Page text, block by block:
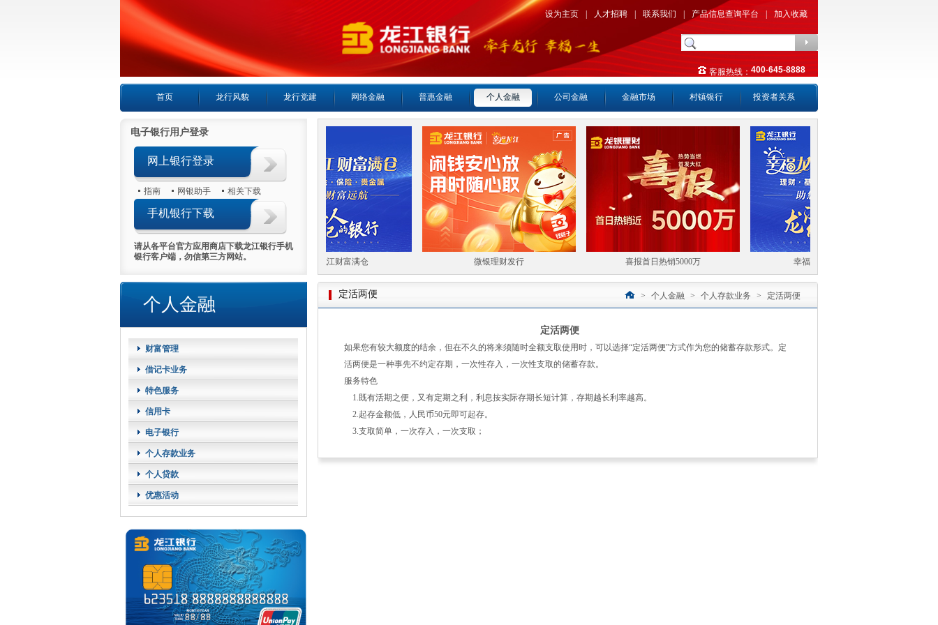
设为主页 人才招聘 联系我们 产品信息查询平台 加入收藏
客服热线：400-645-8888
首页 龙行风貌 龙行党建 网络金融 普惠金融 个人金融 公司金融 金融市场 村镇银行 投资者关系
电子银行用户登录
网上银行登录
指南 网银助手 相关下载
手机银行下载
请从各平台官方应用商店下载龙江银行手机
银行客户端，勿信第三方网站。
个人金融
财富管理
借记卡业务
特色服务
信用卡
电子银行
个人存款业务
个人贷款
优惠活动
喜报首日热销5000万 幸福龙江财富满仓 微银理财发行 喜报首日热销5000万 幸福龙江财富满仓
定活两便 > 个人金融 > 个人存款业务 > 定活两便
定活两便
如果您有较大额度的结余，但在不久的将来须随时全额支取使用时，可以选择“定活两便”方式作为您的储蓄存款形式。定
活两便是一种事先不约定存期，一次性存入，一次性支取的储蓄存款。
服务特色
1.既有活期之便，又有定期之利，利息按实际存期长短计算，存期越长利率越高。
2.起存金额低，人民币50元即可起存。
3.支取简单，一次存入，一次支取；